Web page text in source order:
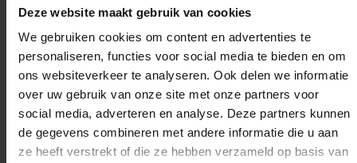
Deze website maakt gebruik van cookies
We gebruiken cookies om content en advertenties te
personaliseren, functies voor social media te bieden en om
ons websiteverkeer te analyseren. Ook delen we informatie
over uw gebruik van onze site met onze partners voor
social media, adverteren en analyse. Deze partners kunnen
de gegevens combineren met andere informatie die u aan
ze heeft verstrekt of die ze hebben verzameld op basis van
Oplossing op maat nodig?
Wij kunnen je helpen!